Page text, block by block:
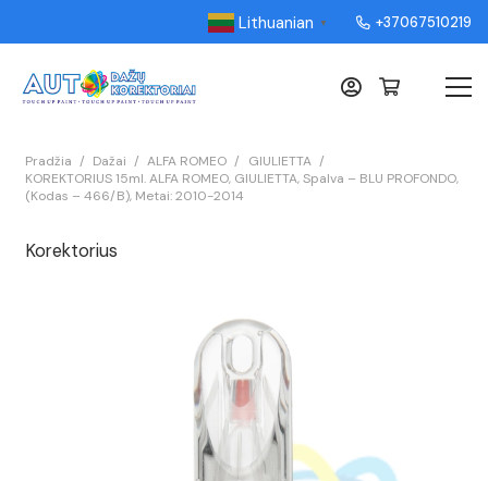
Lithuanian ▼ +37067510219
Pradžia / Dažai / ALFA ROMEO / GIULIETTA /
KOREKTORIUS 15ml. ALFA ROMEO, GIULIETTA, Spalva – BLU PROFONDO,
(Kodas – 466/B), Metai: 2010-2014
Korektorius